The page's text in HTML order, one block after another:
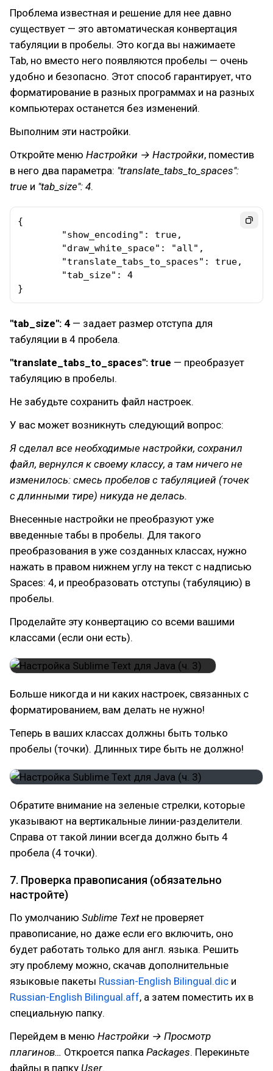
Проблема известная и решение для нее давно
существует — это автоматическая конвертация
табуляции в пробелы. Это когда вы нажимаете
Tab, но вместо него появляются пробелы — очень
удобно и безопасно. Этот способ гарантирует, что
форматирование в разных программах и на разных
компьютерах останется без изменений.
Выполним эти настройки.
Откройте меню Настройки → Настройки, поместив
в него два параметра: "translate_tabs_to_spaces":
true и "tab_size": 4.
{
        "show_encoding": true,
        "draw_white_space": "all",
        "translate_tabs_to_spaces": true,
        "tab_size": 4
}
"tab_size": 4 — задает размер отступа для
табуляции в 4 пробела.
"translate_tabs_to_spaces": true — преобразует
табуляцию в пробелы.
Не забудьте сохранить файл настроек.
У вас может возникнуть следующий вопрос:
Я сделал все необходимые настройки, сохранил
файл, вернулся к своему классу, а там ничего не
изменилось: смесь пробелов с табуляцией (точек
с длинными тире) никуда не делась.
Внесенные настройки не преобразуют уже
введенные табы в пробелы. Для такого
преобразования в уже созданных классах, нужно
нажать в правом нижнем углу на текст с надписью
Spaces: 4, и преобразовать отступы (табуляцию) в
пробелы.
Проделайте эту конвертацию со всеми вашими
классами (если они есть).
Больше никогда и ни каких настроек, связанных с
форматированием, вам делать не нужно!
Теперь в ваших классах должны быть только
пробелы (точки). Длинных тире быть не должно!
Обратите внимание на зеленые стрелки, которые
указывают на вертикальные линии-разделители.
Справа от такой линии всегда должно быть 4
пробела (4 точки).
7. Проверка правописания (обязательно
настройте)
По умолчанию Sublime Textне проверяет
правописание, но даже если его включить, оно
будет работать только для англ. языка. Решить
эту проблему можно, скачав дополнительные
языковые пакеты Russian-English Bilingual.dic и
Russian-English Bilingual.aff, а затем поместить их в
специальную папку.
Перейдем в меню Настройки → Просмотр
плагинов… Откроется папка Packages. Перекиньте
файлы в папку User.